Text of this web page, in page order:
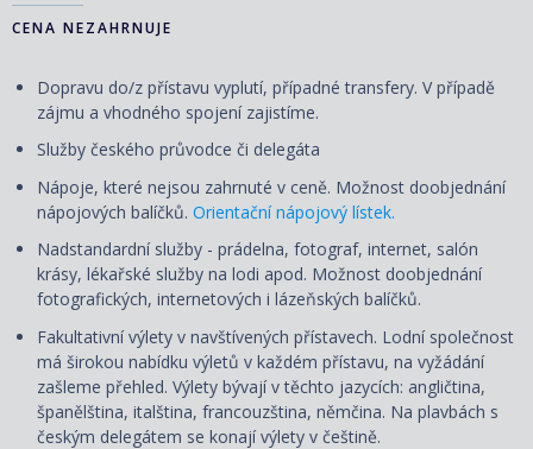
CENA NEZAHRNUJE
Dopravu do/z přístavu vyplutí, případné transfery. V případě
zájmu a vhodného spojení zajistíme.
Služby českého průvodce či delegáta
Nápoje, které nejsou zahrnuté v ceně. Možnost doobjednání
nápojových balíčků. Orientační nápojový lístek.
Nadstandardní služby - prádelna, fotograf, internet, salón
krásy, lékařské služby na lodi apod. Možnost doobjednání
fotografických, internetových i lázeňských balíčků.
Fakultativní výlety v navštívených přístavech. Lodní společnost
má širokou nabídku výletů v každém přístavu, na vyžádání
zašleme přehled. Výlety bývají v těchto jazycích: angličtina,
španělština, italština, francouzština, němčina. Na plavbách s
českým delegátem se konají výlety v češtině.